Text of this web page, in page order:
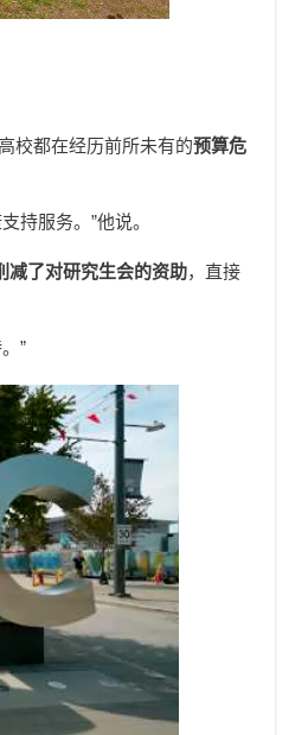
校都在经历前所未有的预算危
持服务。”他说。
减了对研究生会的资助，直接
”